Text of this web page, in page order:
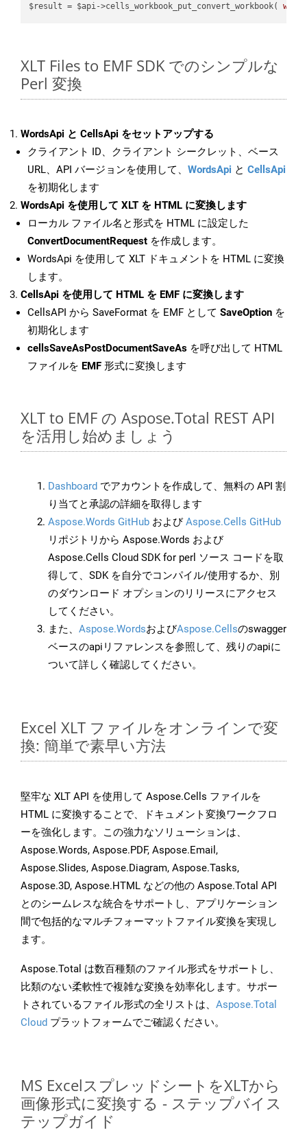
$result = $api->cells_workbook_put_convert_workbook(
XLT Files to EMF SDK でのシンプルな
Perl 変換
WordsApi と CellsApi をセットアップする
クライアント ID、クライアント シークレット、ベース
URL、API バージョンを使用して、 WordsApi と CellsApi
を初期化します
WordsApi を使用して XLT を HTML に変換します
ローカル ファイル名と形式を HTML に設定した
ConvertDocumentRequest を作成します。
WordsApi を使用して XLT ドキュメントを HTML に変換
します。
CellsApi を使用して HTML を EMF に変換します
CellsAPI から SaveFormat を EMF として SaveOption を
初期化します
cellsSaveAsPostDocumentSaveAs を呼び出して HTML
ファイルを EMF 形式に変換します
XLT to EMF の Aspose.Total REST API
を活用し始めましょう
Dashboard でアカウントを作成して、無料の API 割
り当てと承認の詳細を取得します
Aspose.Words GitHub およびAspose.Cells GitHub
リポジトリから Aspose.Words および
Aspose.Cells Cloud SDK for perl ソース コードを取
得して、SDK を自分でコンパイル/使用するか、別
のダウンロード オプションのリリースにアクセス
してください。
また、 Aspose.WordsおよびAspose.Cellsのswagger
ベースのapiリファレンスを参照して、残りのapiに
ついて詳しく確認してください。
Excel XLT ファイルをオンラインで変
換: 簡単で素早い方法
堅牢な XLT API を使用して Aspose.Cells ファイルを
HTML に変換することで、ドキュメント変換ワークフロ
ーを強化します。この強力なソリューションは、
Aspose.Words, Aspose.PDF, Aspose.Email,
Aspose.Slides, Aspose.Diagram, Aspose.Tasks,
Aspose.3D, Aspose.HTML などの他の Aspose.Total API
とのシームレスな統合をサポートし、アプリケーション
間で包括的なマルチフォーマットファイル変換を実現し
ます。
Aspose.Total は数百種類のファイル形式をサポートし、
比類のない柔軟性で複雑な変換を効率化します。サポー
トされているファイル形式の全リストは、 Aspose.Total
Cloud プラットフォームでご確認ください。
MS ExcelスプレッドシートをXLTから
画像形式に変換する - ステップバイス
テップガイド